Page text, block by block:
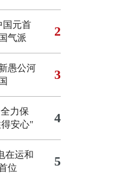
国元首
气派
2
愚公河
3
力保
安心"
4
在运和
位
5